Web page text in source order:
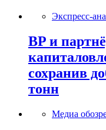
Экспресс-
BP и
сохранив
тонн
Медиа